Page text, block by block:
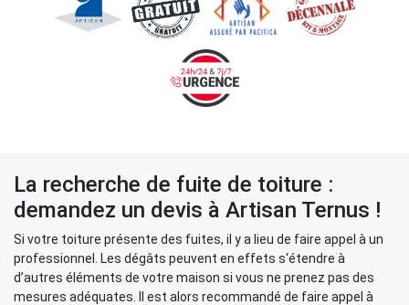
La recherche de fuite de toiture :
demandez un devis à Artisan Ternus !
Si votre toiture présente des fuites, il y a lieu de faire appel à un
professionnel. Les dégâts peuvent en effets s‘étendre à
d’autres éléments de votre maison si vous ne prenez pas des
mesures adéquates. Il est alors recommandé de faire appel à